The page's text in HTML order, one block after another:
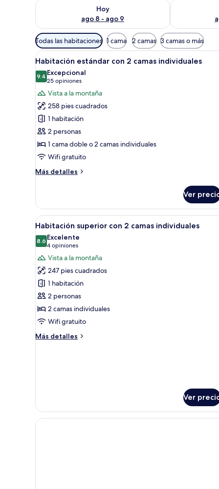
Hoy
ago 8 - ago 9
Consulta la disponibilidad para hoy ago 8 - ago 9
Consulta la
Filtros
disponibles
para
las
habitaciones
Todas las habitaciones 1 cama 2 camas 3 camas o más
Abrir
todas
las
fotos
de
Habitación
estándar
con
2
camas
individuales
Una habitación de hotel con
6
Habitación estándar con 2 camas individuales
9.49.4 de 10
Excepcional
25 opiniones
(25
opiniones)
Vista a la montaña
258 pies cuadrados
1 habitación
2 personas
1 cama doble o 2 camas individuales
Wifi gratuito
Más detalles
Más
estándar
con
2
camas
individuales
Ver
Abrir
todas
las
fotos
de
Habitación
superior
con
2
camas
individuales
Habitación de hotel con una
13
Habitación superior con 2 camas individuales
8.68.6 de 10
Excelente
4 opiniones
(4
opiniones)
Vista a la montaña
247 pies cuadrados
1 habitación
2 personas
2 camas individuales
Wifi gratuito
Más detalles
Más
individuales
Ver